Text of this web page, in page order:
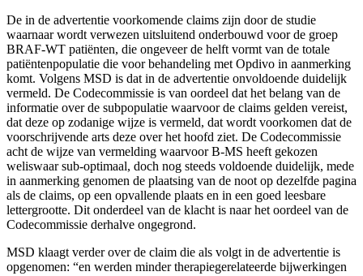
De in de advertentie voorkomende claims zijn door de studie
waarnaar wordt verwezen uitsluitend onderbouwd voor de groep
BRAF-WT patiënten, die ongeveer de helft vormt van de totale
patiëntenpopulatie die voor behandeling met Opdivo in aanmerking
komt. Volgens MSD is dat in de advertentie onvoldoende duidelijk
vermeld. De Codecommissie is van oordeel dat het belang van de
informatie over de subpopulatie waarvoor de claims gelden vereist,
dat deze op zodanige wijze is vermeld, dat wordt voorkomen dat de
voorschrijvende arts deze over het hoofd ziet. De Codecommissie
acht de wijze van vermelding waarvoor B-MS heeft gekozen
weliswaar sub-optimaal, doch nog steeds voldoende duidelijk, mede
in aanmerking genomen de plaatsing van de noot op dezelfde pagina
als de claims, op een opvallende plaats en in een goed leesbare
lettergrootte. Dit onderdeel van de klacht is naar het oordeel van de
Codecommissie derhalve ongegrond.
MSD klaagt verder over de claim die als volgt in de advertentie is
opgenomen: “en werden minder therapiegerelateerde bijwerkingen